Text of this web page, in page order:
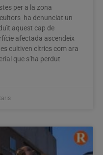
per a la zona
ha denunciat un
aquest cap de
afectada ascendeix
cultiven cítrics com ara
que s’ha perdut